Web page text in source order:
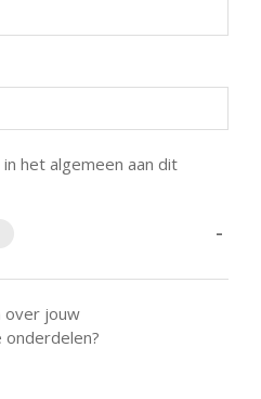
het algemeen aan dit
-
over jouw